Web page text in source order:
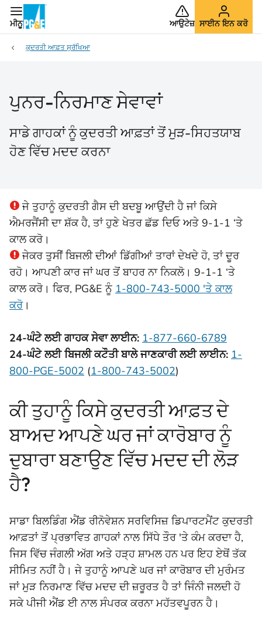
ਮੀਨੂ ਆਉਟੇਜ਼ ਸਾਈਨ ਇਨ ਕਰੋ
ਕੁਦਰਤੀ ਆਫ਼ਤ ਸੁਰੱਖਿਆ
ਪੁਨਰ-ਨਿਰਮਾਣ ਸੇਵਾਵਾਂ
ਸਾਡੇ ਗਾਹਕਾਂ ਨੂੰ ਕੁਦਰਤੀ ਆਫ਼ਤਾਂ ਤੋਂ ਮੁੜ-ਸਿਹਤਯਾਬ
ਹੋਣ ਵਿੱਚ ਮਦਦ ਕਰਨਾ
ਜੇ ਤੁਹਾਨੂੰ ਕੁਦਰਤੀ ਗੈਸ ਦੀ ਬਦਬੂ ਆਉਂਦੀ ਹੈ ਜਾਂ ਕਿਸੇ
ਐਮਰਜੈਂਸੀ ਦਾ ਸ਼ੱਕ ਹੈ, ਤਾਂ ਹੁਣੇ ਖੇਤਰ ਛੱਡ ਦਿਓ ਅਤੇ 9-1-1 ‘ਤੇ
ਕਾਲ ਕਰੋ।
ਜੇਕਰ ਤੁਸੀਂ ਬਿਜਲੀ ਦੀਆਂ ਡਿੱਗੀਆਂ ਤਾਰਾਂ ਦੇਖਦੇ ਹੋ, ਤਾਂ ਦੂਰ
ਰਹੋ। ਆਪਣੀ ਕਾਰ ਜਾਂ ਘਰ ਤੋਂ ਬਾਹਰ ਨਾ ਨਿਕਲੋ। 9-1-1 ‘ਤੇ
ਕਾਲ ਕਰੋ। ਫਿਰ, PG&E ਨੂੰ 1-800-743-5000 'ਤੇ ਕਾਲ
ਕਰੋ।
24-ਘੰਟੇ ਲਈ ਗਾਹਕ ਸੇਵਾ ਲਾਈਨ: 1-877-660-6789
24-ਘੰਟੇ ਲਈ ਬਿਜਲੀ ਕਟੌਤੀ ਬਾਲੇ ਜਾਣਕਾਰੀ ਲਈ ਲਾਈਨ: 1-
800-PGE-5002 (1-800-743-5002)
ਕੀ ਤੁਹਾਨੂੰ ਕਿਸੇ ਕੁਦਰਤੀ ਆਫ਼ਤ ਦੇ
ਬਾਅਦ ਆਪਣੇ ਘਰ ਜਾਂ ਕਾਰੋਬਾਰ ਨੂੰ
ਦੁਬਾਰਾ ਬਣਾਉਣ ਵਿੱਚ ਮਦਦ ਦੀ ਲੋੜ
ਹੈ?
ਸਾਡਾ ਬਿਲਡਿੰਗ ਐਂਡ ਰੀਨੋਵੇਸ਼ਨ ਸਰਵਿਸਿਜ਼ ਡਿਪਾਰਟਮੈਂਟ ਕੁਦਰਤੀ
ਆਫ਼ਤਾਂ ਤੋਂ ਪ੍ਰਭਾਵਿਤ ਗਾਹਕਾਂ ਨਾਲ ਸਿੱਧੇ ਤੌਰ 'ਤੇ ਕੰਮ ਕਰਦਾ ਹੈ,
ਜਿਸ ਵਿੱਚ ਜੰਗਲੀ ਅੱਗ ਅਤੇ ਹੜ੍ਹ ਸ਼ਾਮਲ ਹਨ ਪਰ ਇਹ ਏਥੋਂ ਤੱਕ
ਸੀਮਿਤ ਨਹੀਂ ਹੈ। ਜੇ ਤੁਹਾਨੂੰ ਆਪਣੇ ਘਰ ਜਾਂ ਕਾਰੋਬਾਰ ਦੀ ਮੁਰੰਮਤ
ਜਾਂ ਮੁੜ ਨਿਰਮਾਣ ਵਿੱਚ ਮਦਦ ਦੀ ਜ਼ਰੂਰਤ ਹੈ ਤਾਂ ਜਿੰਨੀ ਜਲਦੀ ਹੋ
ਸਕੇ ਪੀਜੀ ਐਂਡ ਈ ਨਾਲ ਸੰਪਰਕ ਕਰਨਾ ਮਹੱਤਵਪੂਰਨ ਹੈ।